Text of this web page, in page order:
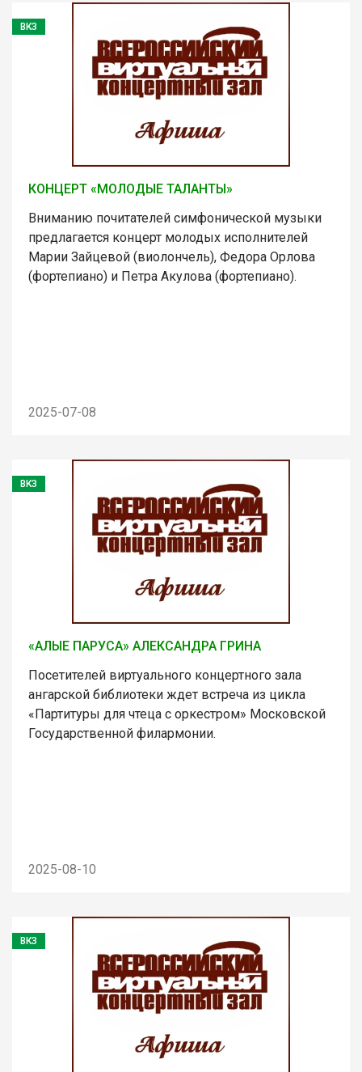
ВКЗ
КОНЦЕРТ «МОЛОДЫЕ ТАЛАНТЫ»
Вниманию почитателей симфонической музыки
предлагается концерт молодых исполнителей
Марии Зайцевой (виолончель), Федора Орлова
(фортепиано) и Петра Акулова (фортепиано).
2025-07-08
ВКЗ
«АЛЫЕ ПАРУСА» АЛЕКСАНДРА ГРИНА
Посетителей виртуального концертного зала
ангарской библиотеки ждет встреча из цикла
«Партитуры для чтеца с оркестром» Московской
Государственной филармонии.
2025-08-10
ВКЗ